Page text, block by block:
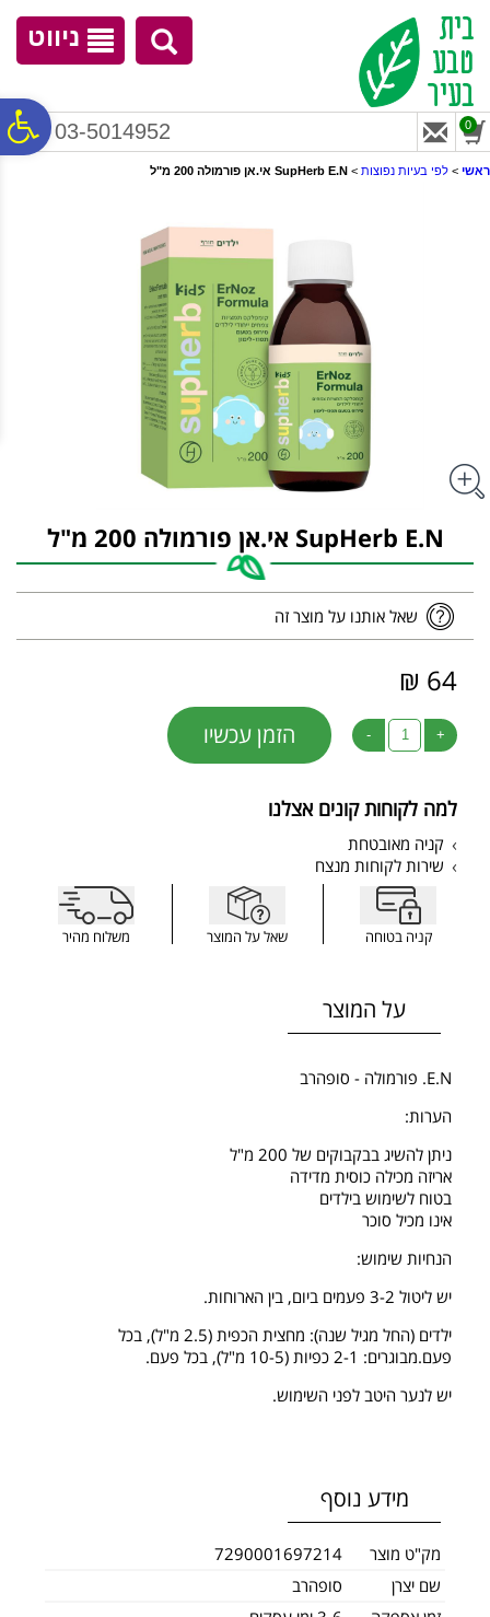
נגישות
ניווט
03-5014952 0
ראשי > לפי בעיות נפוצות > SupHerb E.N אי.אן פורמולה 200 מ"ל
SupHerb E.N אי.אן פורמולה 200 מ"ל
שאל אותנו על מוצר זה
64 ₪
+
- הזמן עכשיו
למה לקוחות קונים אצלנו
קניה מאובטחת
שירות לקוחות מנצח
קניה בטוחה שאל על המוצר משלוח מהיר
על המוצר
E.N. פורמולה - סופהרב
הערות:
ניתן להשיג בבקבוקים של 200 מ"ל
אריזה מכילה כוסית מדידה
בטוח לשימוש בילדים
אינו מכיל סוכר
הנחיות שימוש:
יש ליטול 3-2 פעמים ביום, בין הארוחות.
ילדים (החל מגיל שנה): מחצית הכפית (2.5 מ"ל), בכל
פעם.מבוגרים: 2-1 כפיות (10-5 מ"ל), בכל פעם.
יש לנער היטב לפני השימוש.
מידע נוסף
מק"ט מוצר
7290001697214
שם יצרן
סופהרב